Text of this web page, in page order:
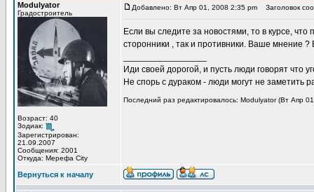
Modulyator
Градостроитель
Возраст: 40
Зодиак:
Зарегистрирован:
21.09.2007
Сообщения: 2001
Откуда: Мерефа City
Добавлено: Вт Апр 01, 2008 2:35 pm Заголовок
Если вы следите за новостями, то в курсе,
сторонники , так и противники. Ваше мнение
Иди своей дорогой, и пусть люди говорят что
Не спорь с дураком - люди могут не
Последний раз редактировалось: Modulyator (Вт Апр
Вернуться к началу